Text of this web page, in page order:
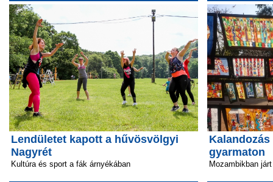
Lendületet kapott a hűvösvölgyi
Nagyrét
Kultúra és sport a fák árnyékában
gyarmaton
Mozambikban